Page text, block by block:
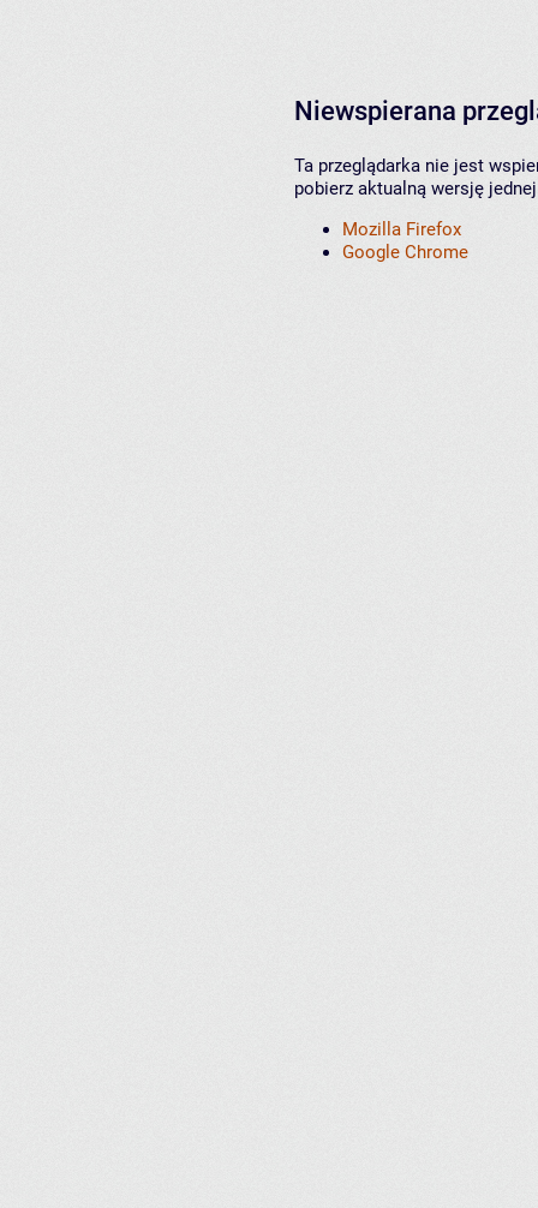
Niewspierana
Ta przeglądarka nie jest
pobierz aktualną wersję
Mozilla Firefox
Google Chrome